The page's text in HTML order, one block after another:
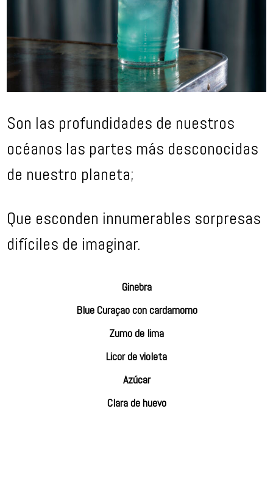
Son las profundidades de nuestros
océanos las partes más desconocidas
de nuestro planeta;
Que esconden innumerables sorpresas
difíciles de imaginar.
Ginebra
Blue Curaçao con cardamomo
Zumo de lima
Licor de violeta
Azúcar
Clara de huevo